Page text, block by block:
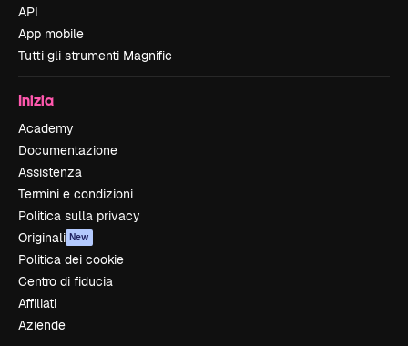
API
App mobile
Tutti gli strumenti Magnific
Inizia
Academy
Documentazione
Assistenza
Termini e condizioni
Politica sulla privacy
Originali New
Politica dei cookie
Centro di fiducia
Affiliati
Aziende